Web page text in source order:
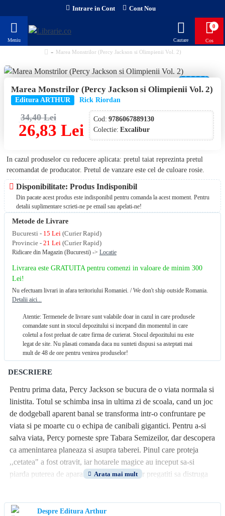
Intrare in Cont Cont Nou
0
Marea Monstrilor (Percy Jackson si Olimpienii Vol. 2)
Marea Monstrilor (Percy Jackson si Olimpienii Vol. 2)
Editura ARTHUR Rick Riordan
26,83 Lei
34,40 Lei Cod: 9786067889130
Colectie: Excalibur
Metode de Livrare
Bucuresti - 15 Lei (Curier Rapid)
Provincie - 21 Lei (Curier Rapid)
Ridicare din Magazin (Bucuresti) -> Locatie
Livrarea este GRATUITA pentru comenzi in valoare de minim 300
Lei!
Nu efectuam livrari in afara teritoriului Romaniei. / We don't ship outside Romania.
Detalii aici...
Atentie: Termenele de livrare sunt valabile doar in cazul in care produsele
comandate sunt in stocul depozitului si incepand din momentul in care
coletul a fost preluat de catre firma de curierat. Stocul depozitului nu este
legat de site. Nu plasati comanda daca nu sunteti dispusi sa asteptati mai
mult de 48 de ore pentru venirea produselor!
In cazul produselor cu reducere aplicata: pretul taiat reprezinta pretul
recomandat de producator. Pretul de vanzare este cel de culoare rosie.
Disponibilitate: Produs Indisponibil
Din pacate acest produs este indisponibil pentru comanda la acest moment. Pentru
detalii suplimentare scrieti-ne pe email sau apelati-ne!
Despre Editura Arthur
DESCRIERE
Pentru prima data, Percy Jackson se bucura de o viata normala si
linistita. Totul se schimba insa in ultima zi de scoala, cand un joc
de dodgeball aparent banal se transforma intr-o confruntare pe
viata si pe moarte cu o echipa de canibali gigantici. Pentru a-si
salva viata, Percy porneste spre Tabara Semizeilor, dar descopera
ca amenintarea planeaza si asupra taberei. Pinul care proteja
,,cetatea" a fost otravit, iar hotarele magice au inceput sa-si
piarda puterea de aparare in fata monstrilor pregatiti sa distruga
Ingrijorat de schimbarile petrecute in tabara si bantuit de vise